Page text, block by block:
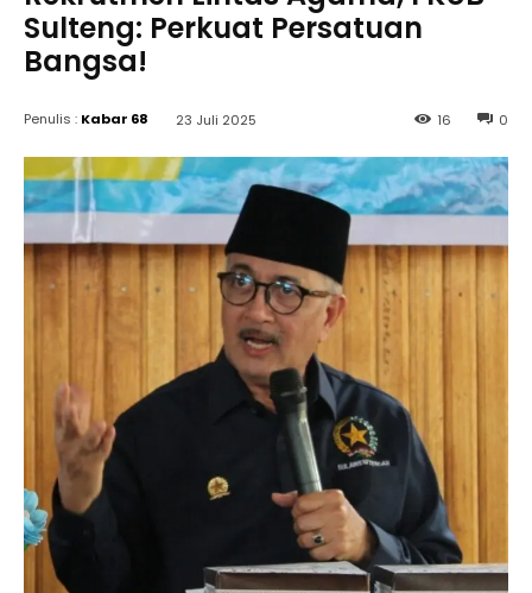
Sulteng: Perkuat Persatuan
Bangsa!
Penulis : Kabar 68 23 Juli 2025 0
16